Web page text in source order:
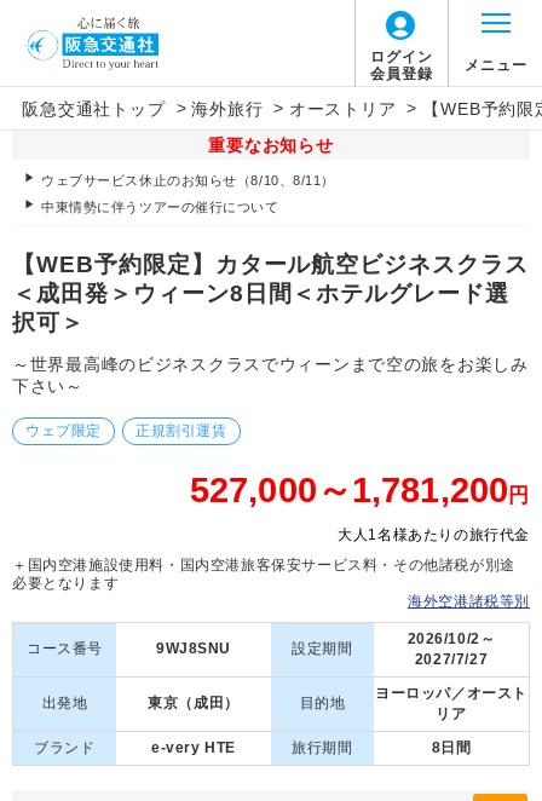
ログイン
会員登録
メニュー
阪急交通社トップ > 海外旅行 > オーストリア >
【WEB予約
重要なお知らせ
ウェブサービス休止のお知らせ（8/10、8/11）
中東情勢に伴うツアーの催行について
【WEB予約限定】カタール航空ビジネスクラス
＜成田発＞ウィーン8日間＜ホテルグレード選
択可＞
～世界最高峰のビジネスクラスでウィーンまで空の旅をお楽しみ
下さい～
ウェブ限定 正規割引運賃
527,000～1,781,200 円
大人1名様あたりの旅行代金
＋国内空港施設使用料・国内空港旅客保安サービス料・その他諸税が別途
必要となります
海外空港諸税等別
コース番号 9WJ8SNU 設定期間
2026/10/2～
2027/7/27
出発地 東京（成田） 目的地
ヨーロッパ／オースト
リア
ブランド
e-very HTE 旅行期間 8日間